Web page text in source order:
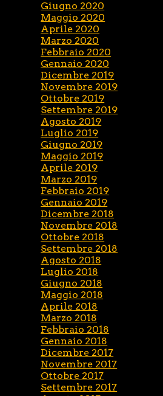
Giugno 2020
Maggio 2020
Aprile 2020
Marzo 2020
Febbraio 2020
Gennaio 2020
Dicembre 2019
Novembre 2019
Ottobre 2019
Settembre 2019
Agosto 2019
Luglio 2019
Giugno 2019
Maggio 2019
Aprile 2019
Marzo 2019
Febbraio 2019
Gennaio 2019
Dicembre 2018
Novembre 2018
Ottobre 2018
Settembre 2018
Agosto 2018
Luglio 2018
Giugno 2018
Maggio 2018
Aprile 2018
Marzo 2018
Febbraio 2018
Gennaio 2018
Dicembre 2017
Novembre 2017
Ottobre 2017
Settembre 2017